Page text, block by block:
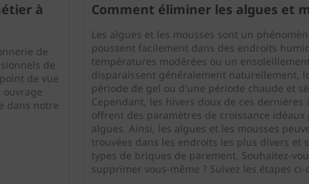
à
de
de
de vue
dans notre
Comment éliminer les algues et
Les algues et les mousses sont un
poussent facilement dans des endroits
températures modérées ou un
disparaissent généralement naturellement,
période de gel ou d'une période chaude et
Cependant, les hivers doux de ces dernières
offrent des paramètres de croissance idéaux
algues. Ainsi, les algues et les mousses
trouvées dans les endroits les plus divers et
types de briques de parement. Souhaitez-
supprimer vous-même ? Suivez les étapes ci-